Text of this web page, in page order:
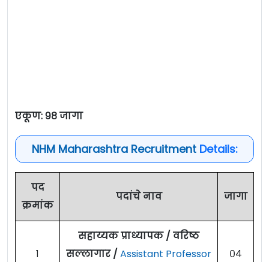
एकूण: ९८ जागा
NHM Maharashtra RecruitmentDetails:
पद
क्रमांक
पदांचे नाव जागा
१
सहाय्यक प्राध्यापक / वरिष्ठ
सल्लागार / Assistant Professor
०४